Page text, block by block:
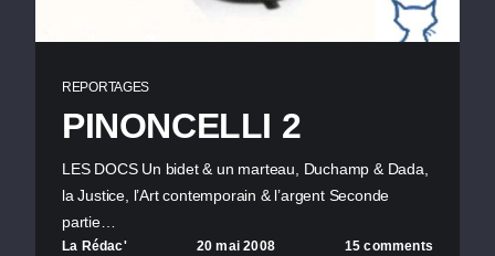
REPORTAGES
PINONCELLI 2
LES DOCS Un bidet & un marteau, Duchamp & Dada,
la Justice, l’Art contemporain & l’argent Seconde
partie…
La Rédac' 20 mai 2008 15 comments